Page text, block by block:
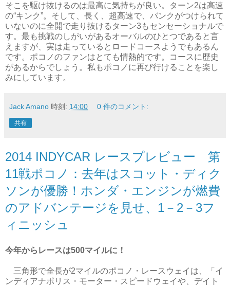
そこを駆け抜けるのは最高に気持ちが良い。ターン2は高速
の“キンク”。そして、長く、超高速で、バンクがつけられて
いないのに全開で走り抜けるターン3もセンセーショナルで
す。最も挑戦のしがいがあるオーバルのひとつであると言
えますが、実は走っているとロードコースようでもあるん
です。ポコノのファンはとても情熱的です。コースに歴史
があるからでしょう。私もポコノに再び行けることを楽し
みにしています。
Jack Amano 時刻: 14:00 0 件のコメント:
共有
2014 INDYCAR レースプレビュー 第
11戦ポコノ：去年はスコット・ディク
ソンが優勝！ホンダ・エンジンが燃費
のアドバンテージを見せ、1－2－3フ
ィニッシュ
今年からレースは500マイルに！
三角形で全長が2マイルのポコノ・レースウェイは、「イ
ンディアナポリス・モーター・スピードウェイや、デイト